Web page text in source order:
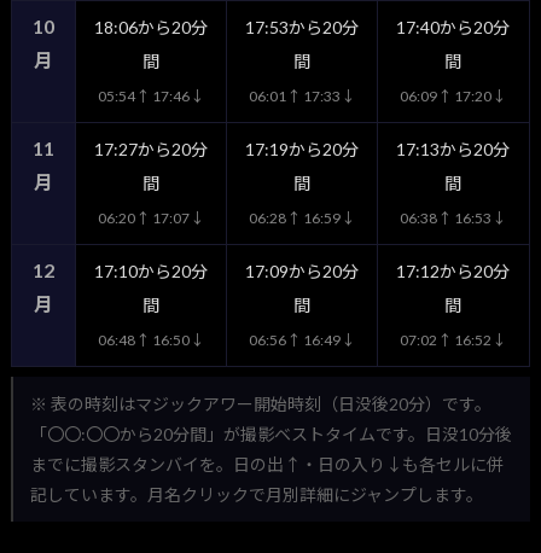
10
月
18:06から20分
間
05:54↑ 17:46↓
17:53から20分
間
06:01↑ 17:33↓
17:40から20分
間
06:09↑ 17:20↓
11
月
17:27から20分
間
06:20↑ 17:07↓
17:19から20分
間
06:28↑ 16:59↓
17:13から20分
間
06:38↑ 16:53↓
12
月
17:10から20分
間
06:48↑ 16:50↓
17:09から20分
間
06:56↑ 16:49↓
17:12から20分
間
07:02↑ 16:52↓
※ 表の時刻はマジックアワー開始時刻（日没後20分）です。
「〇〇:〇〇から20分間」が撮影ベストタイムです。日没10分後
までに撮影スタンバイを。日の出↑・日の入り↓も各セルに併
記しています。月名クリックで月別詳細にジャンプします。